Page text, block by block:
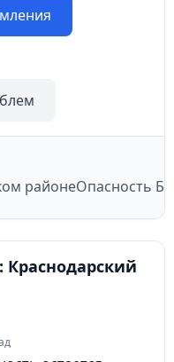
районеОпасность
Краснодарский